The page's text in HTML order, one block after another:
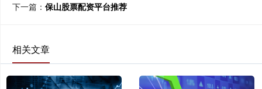
下一篇： 保山股票配资平台推荐
相关文章